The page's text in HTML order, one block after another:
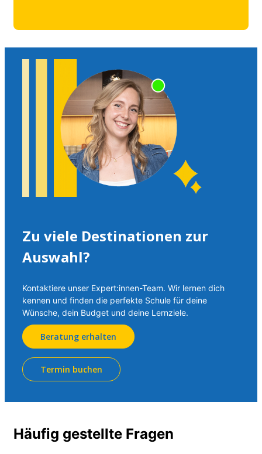
Zu viele Destinationen zur
Auswahl?
Kontaktiere unser Expert:innen-Team. Wir lernen dich
kennen und finden die perfekte Schule für deine
Wünsche, dein Budget und deine Lernziele.
Beratung erhalten
Termin buchen
Häufig gestellte Fragen